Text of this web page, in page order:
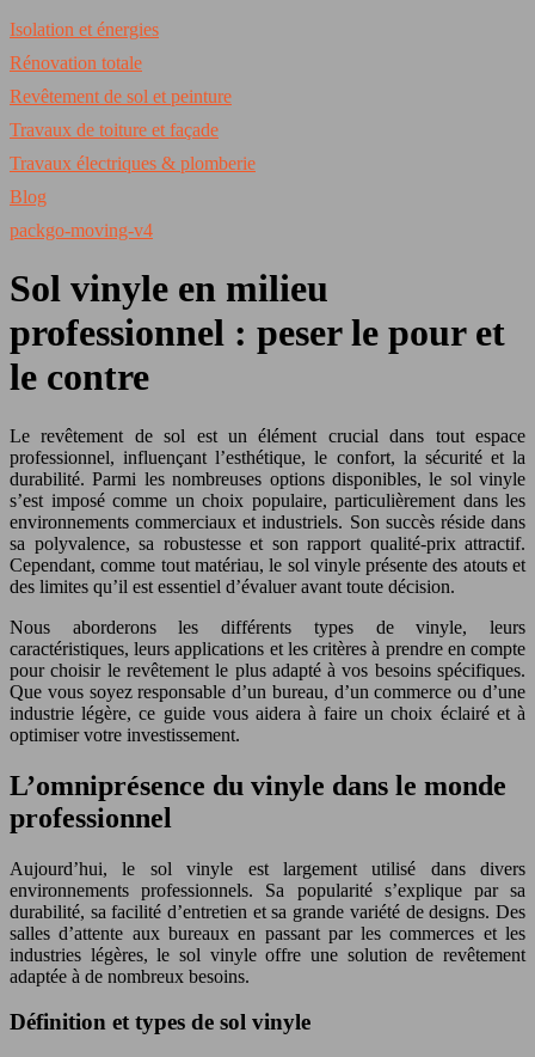
Isolation et énergies
Rénovation totale
Revêtement de sol et peinture
Travaux de toiture et façade
Travaux électriques & plomberie
Blog
packgo-moving-v4
Sol vinyle en milieu
professionnel : peser le pour et
le contre
Le revêtement de sol est un élément crucial dans tout espace
professionnel, influençant l’esthétique, le confort, la sécurité et la
durabilité. Parmi les nombreuses options disponibles, le sol vinyle
s’est imposé comme un choix populaire, particulièrement dans les
environnements commerciaux et industriels. Son succès réside dans
sa polyvalence, sa robustesse et son rapport qualité-prix attractif.
Cependant, comme tout matériau, le sol vinyle présente des atouts et
des limites qu’il est essentiel d’évaluer avant toute décision.
Nous aborderons les différents types de vinyle, leurs
caractéristiques, leurs applications et les critères à prendre en compte
pour choisir le revêtement le plus adapté à vos besoins spécifiques.
Que vous soyez responsable d’un bureau, d’un commerce ou d’une
industrie légère, ce guide vous aidera à faire un choix éclairé et à
optimiser votre investissement.
L’omniprésence du vinyle dans le monde
professionnel
Aujourd’hui, le sol vinyle est largement utilisé dans divers
environnements professionnels. Sa popularité s’explique par sa
durabilité, sa facilité d’entretien et sa grande variété de designs. Des
salles d’attente aux bureaux en passant par les commerces et les
industries légères, le sol vinyle offre une solution de revêtement
adaptée à de nombreux besoins.
Définition et types de sol vinyle